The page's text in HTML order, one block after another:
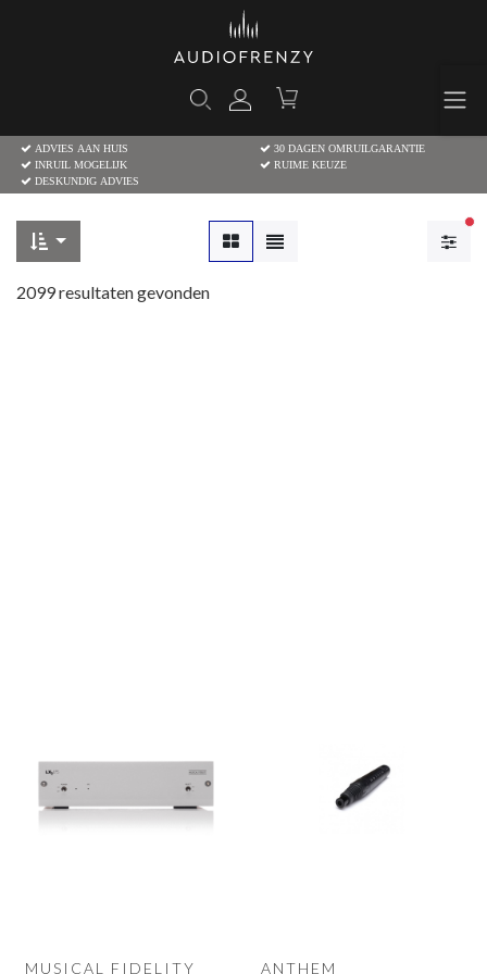
ADVIES AAN HUIS
30 DAGEN OMRUILGARANTIE
INRUIL MOGELIJK
RUIME KEUZE
DESKUNDIG ADVIES
2099resultaten gevonden
MUSICAL FIDELITY ANTHEM